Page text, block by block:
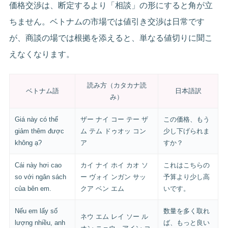
価格交渉は、断定するより「相談」の形にすると角が立
ちません。ベトナムの市場では値引き交渉は日常です
が、商談の場では根拠を添えると、単なる値切りに聞こ
えなくなります。
ベトナム語
読み方（カタカナ読
み）
日本語訳
Giá này có thể
giảm thêm được
không ạ?
ザー ナイ コー テー ザ
ム テム ドゥオッ コン
ア
この価格、もう
少し下げられま
すか？
Cái này hơi cao
so với ngân sách
của bên em.
カイ ナイ ホイ カオ ソ
ー ヴォイ ンガン サッ
クア ベン エム
これはこちらの
予算より少し高
いです。
Nếu em lấy số
lượng nhiều, anh
ネウ エム レイ ソー ル
数量を多く取れ
ば、もっと良い